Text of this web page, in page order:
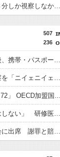
内閣広報官「高市総理が避難所を３分しか視察しなかったなんてデマ！50分いたぞ????」 →しかし事実上の視察は数分で正解
507
236
「高収入」信じて東南アジア渡航後、携帯・パスポート奪われ監禁…韓国人の被害急増
「俺に韓国語で話すのか？」…警察を「ニイェニイェニイェ」とからかう韓国滞在外国人の投稿動画が物議
韓国で出生率が過去最低を更新「0.72」 OECD加盟国で唯一 1を下回る
【韓国】ユン大統領「交渉や妥協はしない」 研修医集団ボイコット受け
徴用被害者遺族、不二越の株主総会に出席 謝罪と賠償求める